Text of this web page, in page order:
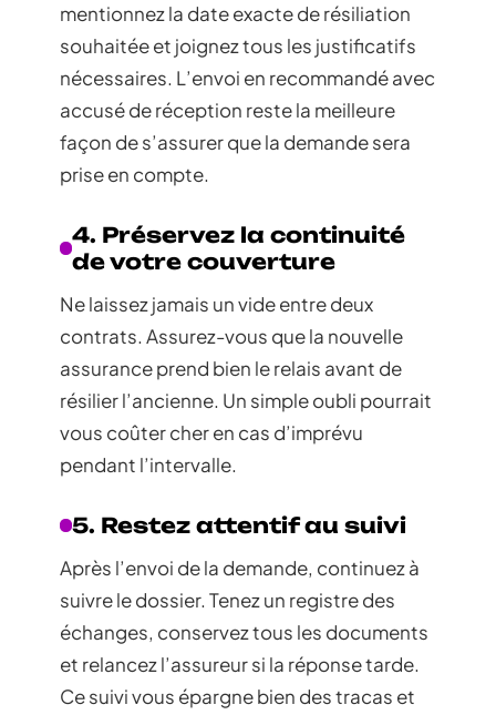
mentionnez la date exacte de résiliation
souhaitée et joignez tous les justificatifs
nécessaires. L’envoi en recommandé avec
accusé de réception reste la meilleure
façon de s’assurer que la demande sera
prise en compte.
4. Préservez la continuité
de votre couverture
Ne laissez jamais un vide entre deux
contrats. Assurez-vous que la nouvelle
assurance prend bien le relais avant de
résilier l’ancienne. Un simple oubli pourrait
vous coûter cher en cas d’imprévu
pendant l’intervalle.
5. Restez attentif au suivi
Après l’envoi de la demande, continuez à
suivre le dossier. Tenez un registre des
échanges, conservez tous les documents
et relancez l’assureur si la réponse tarde.
Ce suivi vous épargne bien des tracas et